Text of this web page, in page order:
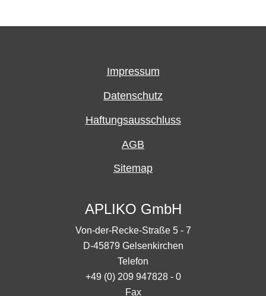
Impressum
Datenschutz
Haftungsausschluss
AGB
Sitemap
APLIKO GmbH
Von-der-Recke-Straße 5 - 7
D-45879 Gelsenkirchen
Telefon
+49 (0) 209 947828 - 0
Fax